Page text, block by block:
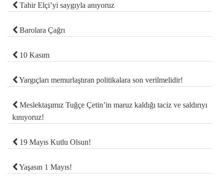
Tahir Elçi’yi saygıyla anıyoruz
Barolara Çağrı
10 Kasım
Yargıçları memurlaştıran politikalara son verilmelidir!
Meslektaşımız Tuğçe Çetin’in maruz kaldığı taciz ve saldırıyı
kınıyoruz!
19 Mayıs Kutlu Olsun!
Yaşasın 1 Mayıs!